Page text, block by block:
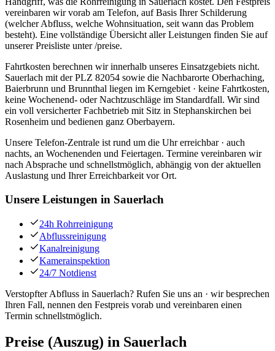
vereinbaren wir vorab am Telefon, auf Basis Ihrer Schilderung
(welcher Abfluss, welche Wohnsituation, seit wann das Problem
besteht). Eine vollständige Übersicht aller Leistungen finden Sie auf
unserer Preisliste unter /preise.
Fahrtkosten berechnen wir innerhalb unseres Einsatzgebiets nicht.
Sauerlach mit der PLZ 82054 sowie die Nachbarorte Oberhaching,
Baierbrunn und Brunnthal liegen im Kerngebiet · keine Fahrtkosten,
keine Wochenend- oder Nachtzuschläge im Standardfall. Wir sind
ein voll versicherter Fachbetrieb mit Sitz in Stephanskirchen bei
Rosenheim und bedienen ganz Oberbayern.
Unsere Telefon-Zentrale ist rund um die Uhr erreichbar · auch
nachts, an Wochenenden und Feiertagen. Termine vereinbaren wir
nach Absprache und schnellstmöglich, abhängig von der aktuellen
Auslastung und Ihrer Erreichbarkeit vor Ort.
Unsere Leistungen in Sauerlach
24h Rohrreinigung
Abflussreinigung
Kanalreinigung
Kamerainspektion
24/7 Notdienst
Verstopfter Abfluss in Sauerlach? Rufen Sie uns an · wir besprechen
Ihren Fall, nennen den Festpreis vorab und vereinbaren einen
Termin schnellstmöglich.
Preise (Auszug) in Sauerlach